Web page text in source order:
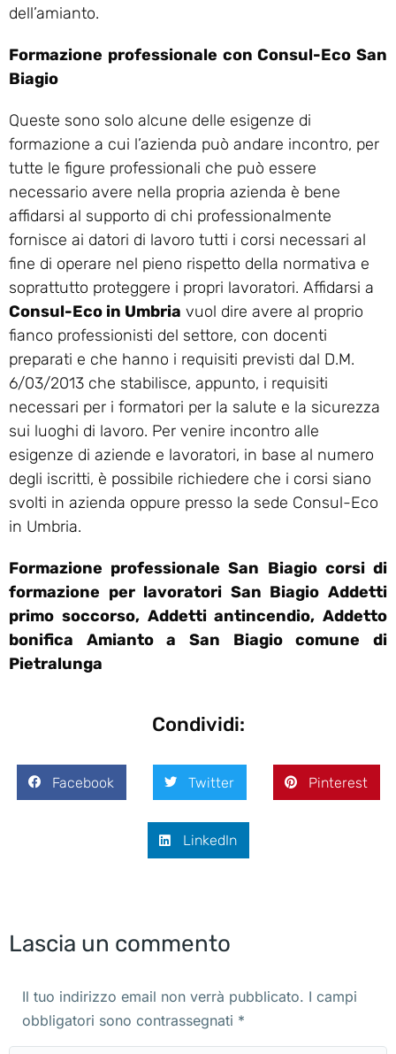
dell’amianto.
Formazione professionale con Consul-Eco San
Biagio
Queste sono solo alcune delle esigenze di
formazione a cui l’azienda può andare incontro, per
tutte le figure professionali che può essere
necessario avere nella propria azienda è bene
affidarsi al supporto di chi professionalmente
fornisce ai datori di lavoro tutti i corsi necessari al
fine di operare nel pieno rispetto della normativa e
soprattutto proteggere i propri lavoratori. Affidarsi a
Consul-Eco in Umbria vuol dire avere al proprio
fianco professionisti del settore, con docenti
preparati e che hanno i requisiti previsti dal D.M.
6/03/2013 che stabilisce, appunto, i requisiti
necessari per i formatori per la salute e la sicurezza
sui luoghi di lavoro. Per venire incontro alle
esigenze di aziende e lavoratori, in base al numero
degli iscritti, è possibile richiedere che i corsi siano
svolti in azienda oppure presso la sede Consul-Eco
in Umbria.
Formazione professionale San Biagio corsi di
formazione per lavoratori San Biagio Addetti
primo soccorso, Addetti antincendio, Addetto
bonifica Amianto a San Biagio comune di
Pietralunga
Condividi:
Facebook Twitter Pinterest
LinkedIn
Lascia un commento
Il tuo indirizzo email non verrà pubblicato. I campi
obbligatori sono contrassegnati *